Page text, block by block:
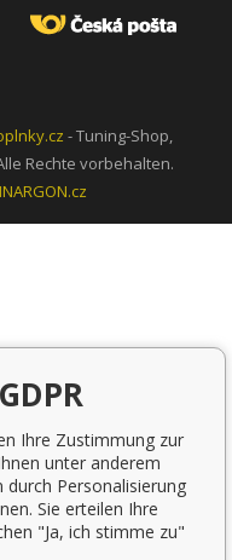
- Tuning-Shop,
Rechte vorbehalten.
Ihre Zustimmung zur
unter anderem
Personalisierung
Sie erteilen Ihre
"Ja, ich stimme zu"